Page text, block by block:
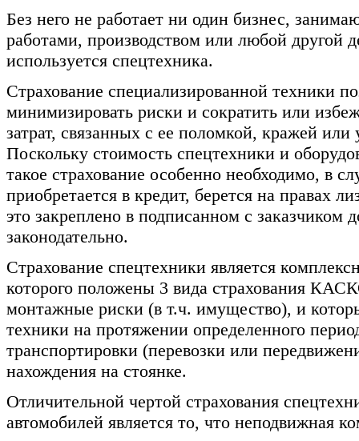
Без него не работает ни один бизнес,
работами, производством или любой другой
используется спецтехника.
Страхование специализированной техники
минимизировать риски и сократить или
затрат, связанных с ее поломкой, кражей
Поскольку стоимость спецтехники и
такое страхование особенно необходимо, в
приобретается в кредит, берется на правах
это закреплено в подписанном с заказчиком
законодательно.
Страхование спецтехники является
которого положены 3 вида страхования
монтажные риски (в т.ч. имущество), и
техники на протяжении определенного
транспортировки (перевозки или
нахождения на стоянке.
Отличительной чертой страхования
автомобилей является то, что неподвижная